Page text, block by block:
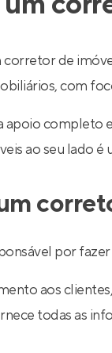
corretor de
com
apoio completo
ao seu lado é
por
aos
todas as